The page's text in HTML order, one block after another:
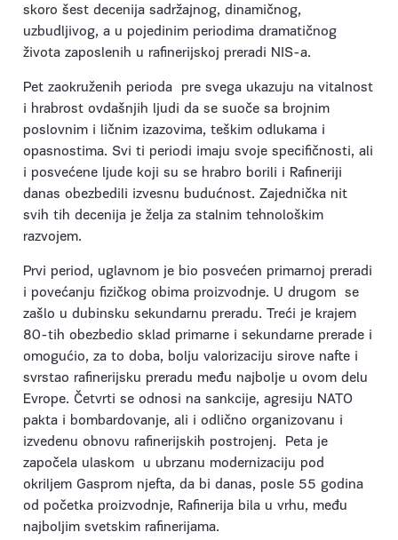
skoro šest decenija sadržajnog, dinamičnog,
uzbudljivog, a u pojedinim periodima dramatičnog
života zaposlenih u rafinerijskoj preradi NIS-a.
Pet zaokruženih perioda pre svega ukazuju na vitalnost
i hrabrost ovdašnjih ljudi da se suoče sa brojnim
poslovnim i ličnim izazovima, teškim odlukama i
opasnostima. Svi ti periodi imaju svoje specifičnosti, ali
i posvećene ljude koji su se hrabro borili i Rafineriji
danas obezbedili izvesnu budućnost. Zajednička nit
svih tih decenija je želja za stalnim tehnološkim
razvojem.
Prvi period, uglavnom je bio posvećen primarnoj preradi
i povećanju fizičkog obima proizvodnje. U drugom se
zašlo u dubinsku sekundarnu preradu. Treći je krajem
80-tih obezbedio sklad primarne i sekundarne prerade i
omogućio, za to doba, bolju valorizaciju sirove nafte i
svrstao rafinerijsku preradu među najbolje u ovom delu
Evrope. Četvrti se odnosi na sankcije, agresiju NATO
pakta i bombardovanje, ali i odlično organizovanu i
izvedenu obnovu rafinerijskih postrojenj. Peta je
započela ulaskom u ubrzanu modernizaciju pod
okriljem Gasprom njefta, da bi danas, posle 55 godina
od početka proizvodnje, Rafinerija bila u vrhu, među
najboljim svetskim rafinerijama.